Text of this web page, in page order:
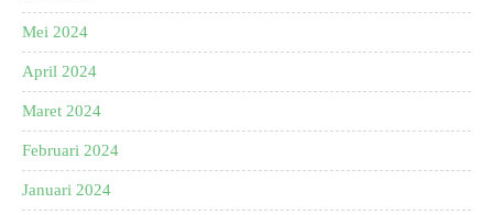
Mei 2024
April 2024
Maret 2024
Februari 2024
Januari 2024